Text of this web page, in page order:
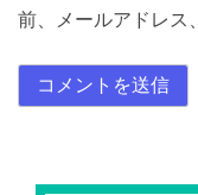
前、メールアドレス